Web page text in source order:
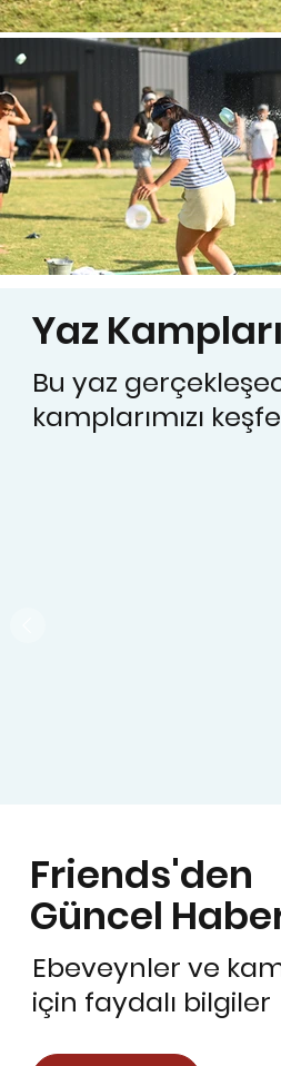
Yaz
Bu yaz
kamplarımızı
Friends'den
Güncel
Ebeveynler ve
için faydalı bilgiler